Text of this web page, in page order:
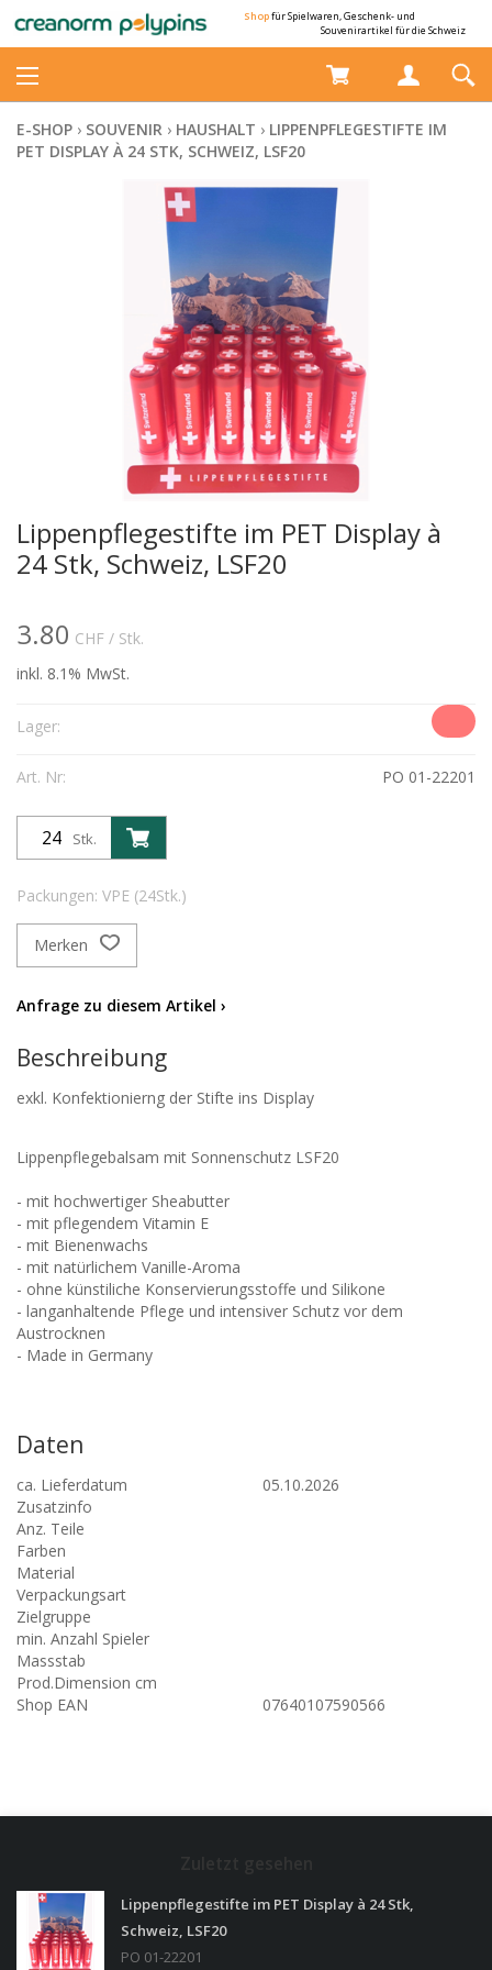
Shopfür Spielwaren, Geschenk- und
Souvenirartikel für die Schweiz
E-SHOP › SOUVENIR › HAUSHALT › LIPPENPFLEGESTIFTE IM
PET DISPLAY À 24 STK, SCHWEIZ, LSF20
Lippenpflegestifte im PET Display à
24 Stk, Schweiz, LSF20
3.80 CHF / Stk.
inkl. 8.1% MwSt.
Lager:
Art. Nr: PO 01-22201
Stk.
Packungen: VPE (24Stk.)
Merken
Anfrage zu diesem Artikel ›
Beschreibung
exkl. Konfektionierng der Stifte ins Display
Lippenpflegebalsam mit Sonnenschutz LSF20
- mit hochwertiger Sheabutter
- mit pflegendem Vitamin E
- mit Bienenwachs
- mit natürlichem Vanille-Aroma
- ohne künstiliche Konservierungsstoffe und Silikone
- langanhaltende Pflege und intensiver Schutz vor dem
Austrocknen
- Made in Germany
Daten
ca. Lieferdatum
05.10.2026
Zusatzinfo
Anz. Teile
Farben
Material
Verpackungsart
Zielgruppe
min. Anzahl Spieler
Massstab
Prod.Dimension cm
Shop EAN
07640107590566
Lippenpflegestifte im PET Display à 24 Stk,
Schweiz, LSF20
PO 01-22201